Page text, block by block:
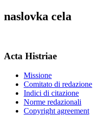
naslovka cela
Acta Histriae
Missione
Comitato di redazione
Indici di citazione
Norme redazionali
Copyright agreement